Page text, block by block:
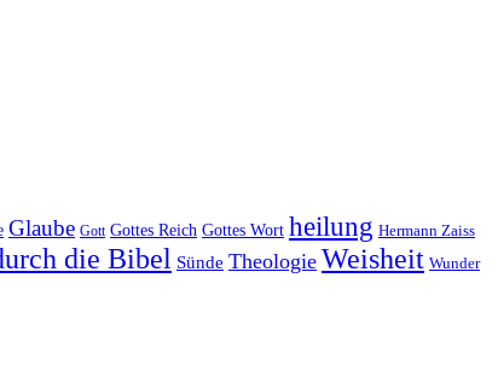
Glaube Gott Gottes Reich Gottes Wort heilung Hermann Zaiss
die Bibel Sünde Theologie Weisheit Wunder